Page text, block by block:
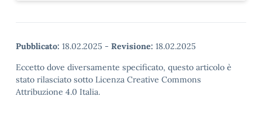
Pubblicato: 18.02.2025 - Revisione: 18.02.2025
Eccetto dove diversamente specificato, questo articolo è
stato rilasciato sotto Licenza Creative Commons
Attribuzione 4.0 Italia.